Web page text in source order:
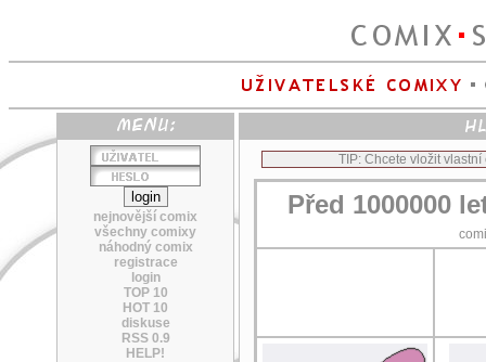
nejnovější comix
všechny comixy
náhodný comix
registrace
login
TOP 10
HOT 10
diskuse
RSS 0.9
HELP!
TIP: Chcete vložit
Před 1000000